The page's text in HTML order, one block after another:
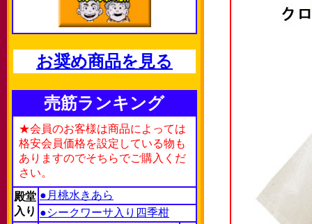
お奨め商品を見る
売筋ランキング
★会員のお客様は商品によっては
格安会員価格を設定している物も
ありますのでそちらでご購入くだ
さい。
殿堂
入り
●月桃水きあら
●シークワーサ入り四季柑